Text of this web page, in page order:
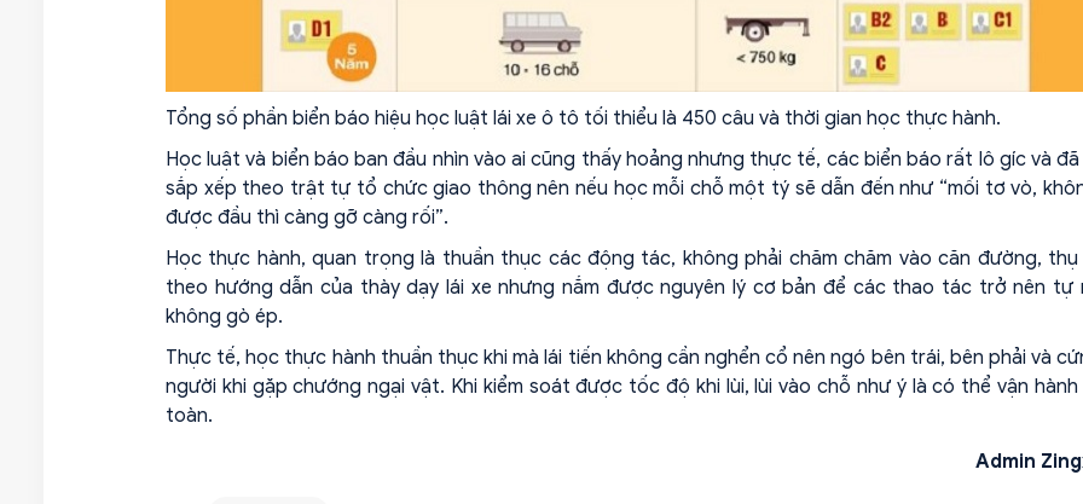
Tổng số phần biển báo hiệu học luật lái xe ô tô tối thiểu là 450 câu và thời gian học thực hành.
Học luật và biển báo ban đầu nhìn vào ai cũng thấy hoảng nhưng thực tế, các biển báo rất lô gíc và
sắp xếp theo trật tự tổ chức giao thông nên nếu học mỗi chỗ một tý sẽ dẫn đến như “mối tơ vò,
được đầu thì càng gỡ càng rối”.
Học thực hành, quan trọng là thuần thục các động tác, không phải chăm chăm vào căn đường,
theo hướng dẫn của thày dạy lái xe nhưng nắm được nguyên lý cơ bản để các thao tác trở nên tự
không gò ép.
Thực tế, học thực hành thuần thục khi mà lái tiến không cần nghển cổ nên ngó bên trái, bên phải và
người khi gặp chướng ngại vật. Khi kiểm soát được tốc độ khi lùi, lùi vào chỗ như ý là có thể vận hành
toàn.
Admin